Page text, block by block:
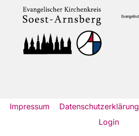
Impressum Datenschutzerklärung
Login